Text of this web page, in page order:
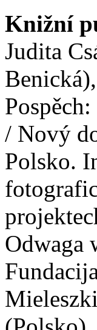
Knižní
Judita
/ Nový
Polsko.
Odwaga